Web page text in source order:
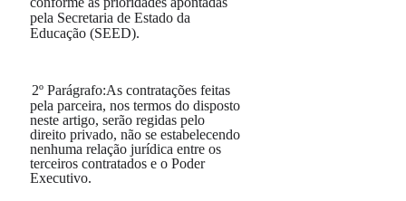
pela Secretaria de Estado da
Educação (SEED).
2ºParágrafo:As contratações feitas
pela parceira, nos termos do disposto
neste artigo, serão regidas pelo
direito privado, não se estabelecendo
nenhuma relação jurídica entre os
terceiros contratados e o Poder
Executivo.